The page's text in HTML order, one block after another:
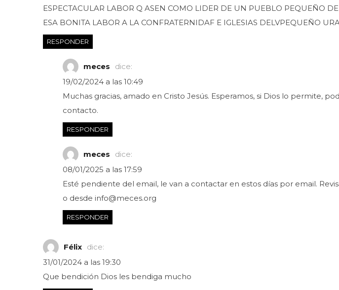
ESPECTACULAR LABOR Q ASEN COMO LIDER DE UN PUEBLO PEQUEÑO
ESA BONITA LABOR A LA CONFRATERNIDAF E IGLESIAS DELVPEQUEÑO
RESPONDER
meces
dice:
19/02/2024 a las 10:49
Muchas gracias, amado en Cristo Jesús. Esperamos, si Dios lo permite,
contacto.
RESPONDER
meces
dice:
08/01/2025 a las 17:59
Esté pendiente del email, le van a contactar en estos días por email.
o desde info@meces.org
RESPONDER
Félix dice:
31/01/2024 a las 19:30
Que bendición Dios les bendiga mucho